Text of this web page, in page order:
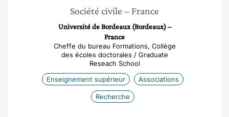
Société civile – France
Université de Bordeaux (Bordeaux) –
France
Cheffe du bureau Formations, Collège
des écoles doctorales / Graduate
Reseach School
Enseignement supérieur
Associations
Recherche